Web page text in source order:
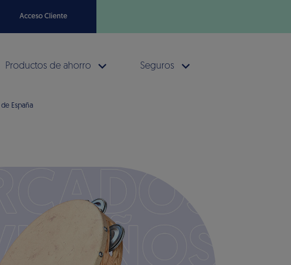
Acceso Cliente
Productos de ahorro Seguros
España